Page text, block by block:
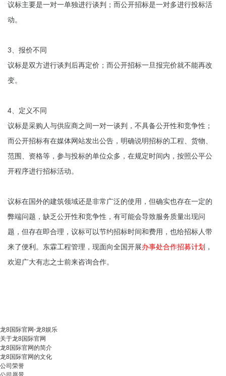
议标主要是一对一单独进行谈判；而公开招标是一对多进行投标活
动。
3、报价不同
议标是双方进行谈判后再定价；而公开招标一旦报完价就不能再改
变。
4、定义不同
议标是采购人与供应商之间一对一谈判，不具备公开性和竞争性；
而公开招标有在媒体网站发出公告，明确说明招标的工程、货物、
范围、资格等，参与投标的单位众多，在规定时间内，按照公平公
开程序进行招标活动。
议标在国外的建筑领域还是非常广泛的使用，但确实也存在一定的
弊端问题，缺乏公开性和竞争性，有可能会导致服务质量出现问
题，但存在即合理，议标可以节约招标时间和费用，也给招标人带
来了便利。东霖工程管理，现面向全国开展办事处合作招募计划 ，
欢迎广大有志之士前来咨询合作。
龙8国际官网-龙8娱乐
关于龙8国际官网
龙8国际官网的简介
龙8国际官网的文化
公司荣誉